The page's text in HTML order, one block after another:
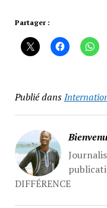
Partager :
Publié dans
DIFFÉRENCE